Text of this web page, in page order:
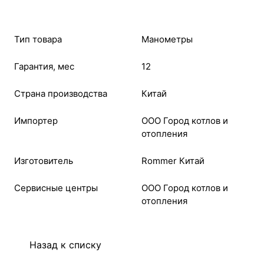
Тип товара Манометры
Гарантия, мес 12
Страна производства Китай
Импортер
ООО Город котлов и
отопления
Изготовитель Rommer Китай
Cервисные центры
ООО Город котлов и
отопления
Назад к списку